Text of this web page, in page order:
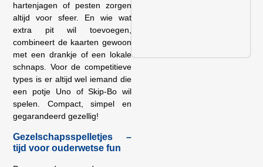
hartenjagen of pesten zorgen
altijd voor sfeer. En wie wat
extra pit wil toevoegen,
combineert de kaarten gewoon
met een drankje of een lokale
schnaps. Voor de competitieve
types is er altijd wel iemand die
een potje Uno of Skip-Bo wil
spelen. Compact, simpel en
gegarandeerd gezellig!
Gezelschapsspelletjes –
tijd voor ouderwetse fun